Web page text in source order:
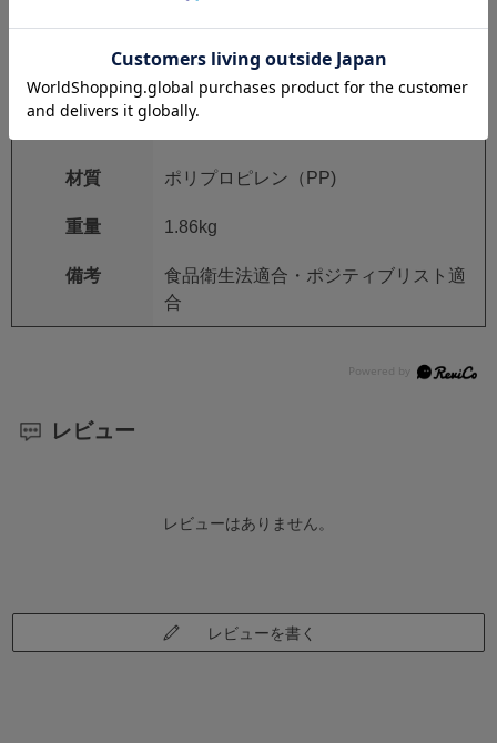
外形寸法 W530mm×D366×H325mm
有効内寸 W493mm×D355×H311mm
材質 ポリプロピレン（PP)
重量 1.86kg
備考
食品衛生法適合・ポジティブリスト適
合
レビュー
レビューはありません。
レビューを書く